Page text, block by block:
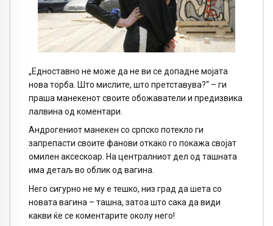
„Едноставно не може да не ви се допадне мојата
нова торба. Што мислите, што претставува?“ – ги
праша манекенот своите обожаватели и предизвика
лалвина од коментари.
Андрогениот манекен со српско потекло ги
запрепасти своите фанови откако го покажа својат
омилен аксескоар. На централниот дел од ташната
има детаљ во облик од вагина.
Него сигурно не му е тешко, низ град да шета со
новата вагина – ташна, затоа што сака да види
какви ќе се коментарите околу него!